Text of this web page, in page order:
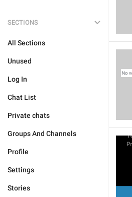
SECTIONS
All Sections
Unused
Log In
Chat List
Private chats
Groups And Channels
Profile
Settings
Stories